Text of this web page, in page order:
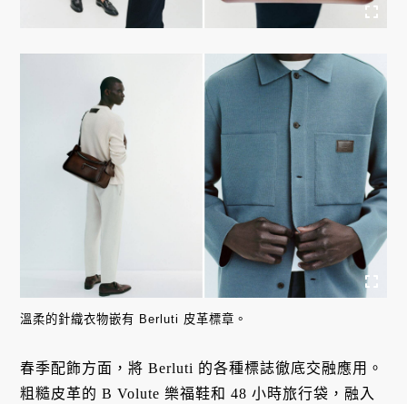
溫柔的針織衣物嵌有 Berluti 皮革標章。
春季配飾方面，將 Berluti 的各種標誌徹底交融應用。
粗糙皮革的 B Volute 樂福鞋和 48 小時旅行袋，融入